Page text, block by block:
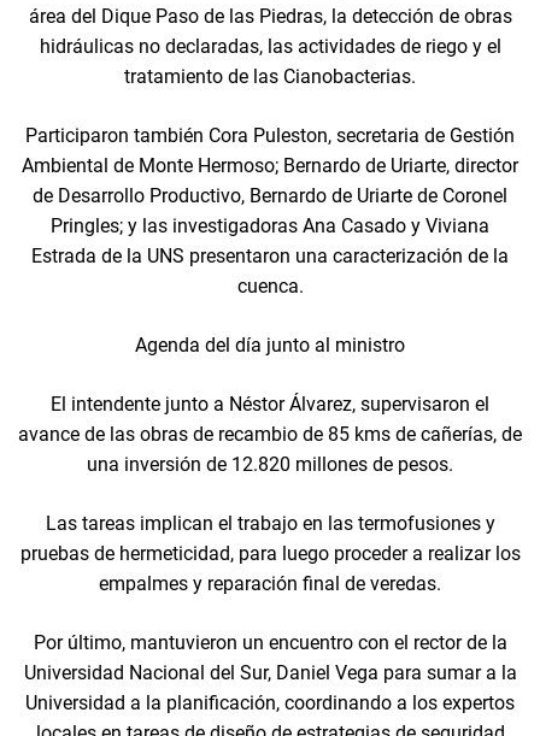
área del Dique Paso de las Piedras, la detección de obras
hidráulicas no declaradas, las actividades de riego y el
tratamiento de las Cianobacterias.
Participaron también Cora Puleston, secretaria de Gestión
Ambiental de Monte Hermoso; Bernardo de Uriarte, director
de Desarrollo Productivo, Bernardo de Uriarte de Coronel
Pringles; y las investigadoras Ana Casado y Viviana
Estrada de la UNS presentaron una caracterización de la
cuenca.
Agenda del día junto al ministro
El intendente junto a Néstor Álvarez, supervisaron el
avance de las obras de recambio de 85 kms de cañerías, de
una inversión de 12.820 millones de pesos.
Las tareas implican el trabajo en las termofusiones y
pruebas de hermeticidad, para luego proceder a realizar los
empalmes y reparación final de veredas.
Por último, mantuvieron un encuentro con el rector de la
Universidad Nacional del Sur, Daniel Vega para sumar a la
Universidad a la planificación, coordinando a los expertos